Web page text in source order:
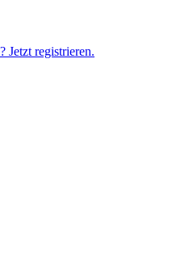
Jetzt registrieren.